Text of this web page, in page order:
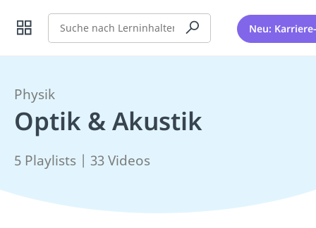
Suche Neu:
Physik
Optik & Akustik
5 Playlists | 33 Videos